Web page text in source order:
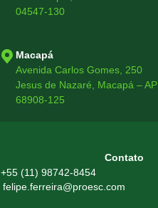
04547-130
Macapá
Avenida Carlos Gomes, 250
Jesus de Nazaré, Macapá – AP
68908-125
Contato
+55 (11) 98742-8454
felipe.ferreira@proesc.com